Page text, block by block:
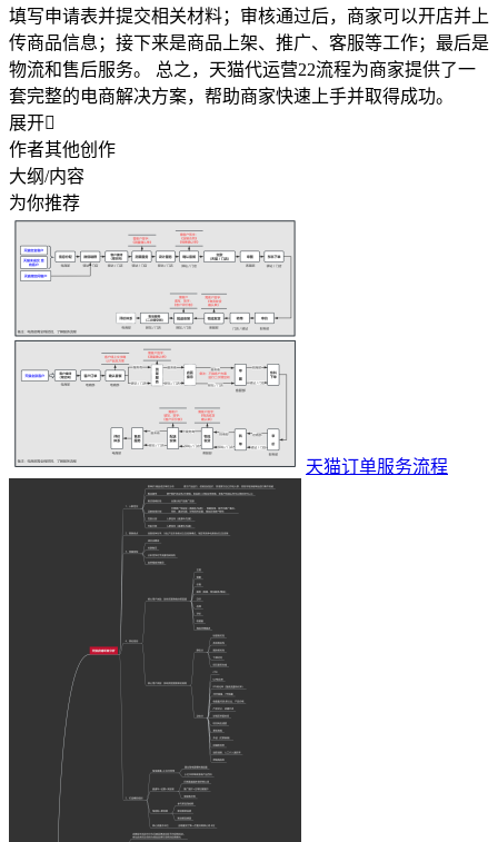
填写申请表并提交相关材料；审核通过后，商家可以开店并上
传商品信息；接下来是商品上架、推广、客服等工作；最后是
物流和售后服务。 总之，天猫代运营22流程为商家提供了一
套完整的电商解决方案，帮助商家快速上手并取得成功。
展开
作者其他创作
大纲/内容
为你推荐
天猫订单服务流程